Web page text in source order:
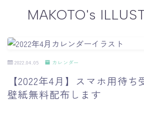
MAKOTO's
MENU
WORKS
GALLERY ギャラリー
2022.04.05 カレンダー
【2022年4月】スマホ用待
壁紙無料配布します